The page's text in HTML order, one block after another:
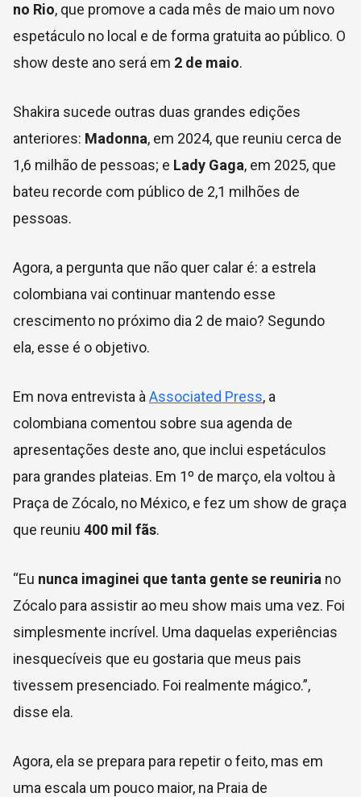
no Rio, que promove a cada mês de maio um novo
espetáculo no local e de forma gratuita ao público. O
show deste ano será em 2 de maio.
Shakira sucede outras duas grandes edições
anteriores: Madonna, em 2024, que reuniu cerca de
1,6 milhão de pessoas; e Lady Gaga, em 2025, que
bateu recorde com público de 2,1 milhões de
pessoas.
Agora, a pergunta que não quer calar é: a estrela
colombiana vai continuar mantendo esse
crescimento no próximo dia 2 de maio? Segundo
ela, esse é o objetivo.
Em nova entrevista à Associated Press, a
colombiana comentou sobre sua agenda de
apresentações deste ano, que inclui espetáculos
para grandes plateias. Em 1º de março, ela voltou à
Praça de Zócalo, no México, e fez um show de graça
que reuniu 400 mil fãs.
“Eu nunca imaginei que tanta gente se reuniria no
Zócalo para assistir ao meu show mais uma vez. Foi
simplesmente incrível. Uma daquelas experiências
inesquecíveis que eu gostaria que meus pais
tivessem presenciado. Foi realmente mágico.”,
disse ela.
Agora, ela se prepara para repetir o feito, mas em
uma escala um pouco maior, na Praia de